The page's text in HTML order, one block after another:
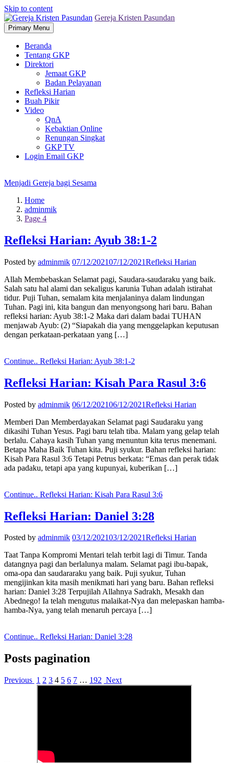
Skip to content
Gereja Kristen Pasundan
Primary Menu
Beranda
Tentang GKP
Direktori
Jemaat GKP
Badan Pelayanan
Refleksi Harian
Buah Pikir
Video
QnA
Kebaktian Online
Renungan Singkat
GKP TV
Login Email GKP
Menjadi Gereja bagi Sesama
Home
adminmik
Page 4
Refleksi Harian: Ayub 38:1-2
Posted by adminmik 07/12/202107/12/2021Refleksi Harian
Allah Membebaskan Selamat pagi, Saudara-saudaraku yang baik.
Salah satu hal alami dan sekaligus karunia Tuhan adalah istirahat
tidur. Puji Tuhan, semalam kita menjalaninya dalam lindungan
Tuhan. Pagi ini, kita bangun dan menyongsong hari baru. Bahan
refleksi harian: Ayub 38:1-2 Maka dari dalam badai TUHAN
menjawab Ayub: (2) “Siapakah dia yang menggelapkan keputusan
dengan perkataan-perkataan yang […]
Continue.. Refleksi Harian: Ayub 38:1-2
Refleksi Harian: Kisah Para Rasul 3:6
Posted by adminmik 06/12/202106/12/2021Refleksi Harian
Memberi Dan Memberdayakan Selamat pagi Saudaraku yang
dikasihi Tuhan Yesus. Pagi baru telah tiba. Malam yang gelap telah
berlalu. Cahaya kasih Tuhan yang menuntun kita terus menemani.
Betapa Maha Baik Tuhan kita. Puji syukur. Bahan refleksi harian:
Kisah Para Rasul 3:6 Tetapi Petrus berkata: “Emas dan perak tidak
ada padaku, tetapi apa yang kupunyai, kuberikan […]
Continue.. Refleksi Harian: Kisah Para Rasul 3:6
Refleksi Harian: Daniel 3:28
Posted by adminmik 03/12/202103/12/2021Refleksi Harian
Taat Tanpa Kompromi Mentari telah terbit lagi di Timur. Tanda
datangnya pagi dan berlalunya malam. Selamat pagi ibu-bapak,
oma-opa dan saudararaku yang baik. Puji syukur, Tuhan
mengijinkan kita masih menikmati hari yang baru. Bahan refleksi
harian: Daniel 3:28 Terpujilah Allahnya Sadrakh, Mesakh dan
Abednego! Ia telah mengutus malaikat-Nya dan melepaskan hamba-
hamba-Nya, yang telah menaruh percaya […]
Continue.. Refleksi Harian: Daniel 3:28
Posts pagination
Previous 1 2 3 4 5 6 7 … 192 Next